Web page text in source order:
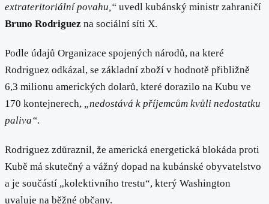
extrateritoriální povahu,“ uvedl kubánský ministr zahraničí
Bruno Rodriguez na sociální síti X.
Podle údajů Organizace spojených národů, na které
Rodriguez odkázal, se základní zboží v hodnotě přibližně
6,3 milionu amerických dolarů, které dorazilo na Kubu ve
170 kontejnerech, „nedostává k příjemcům kvůli nedostatku
paliva“.
Rodriguez zdůraznil, že americká energetická blokáda proti
Kubě má skutečný a vážný dopad na kubánské obyvatelstvo
a je součástí „kolektivního trestu“, který Washington
uvaluje na běžné občany.